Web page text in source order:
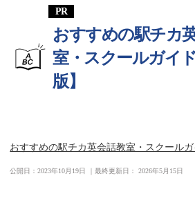
おすすめの駅チカ
室・スクールガイ
版】
おすすめの駅チカ英会話教室・スクールガ
公開日：2023年10月19日 ｜最終更新日：2026年5月15日